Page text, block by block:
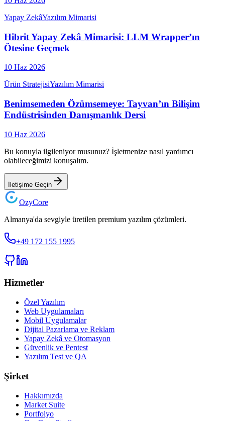
Yapay ZekâYazılım Mimarisi
Hibrit Yapay Zekâ Mimarisi: LLM Wrapper’ın
Ötesine Geçmek
10 Haz 2026
Ürün StratejisiYazılım Mimarisi
Benimsemeden Özümsemeye: Tayvan’ın Bilişim
Endüstrisinden Danışmanlık Dersi
10 Haz 2026
Bu konuyla ilgileniyor musunuz? İşletmenize nasıl yardımcı
olabileceğimizi konuşalım.
İletişime Geçin
OzyCore
Almanya'da sevgiyle üretilen premium yazılım çözümleri.
+49 172 155 1995
Hizmetler
Özel Yazılım
Web Uygulamaları
Mobil Uygulamalar
Dijital Pazarlama ve Reklam
Yapay Zekâ ve Otomasyon
Güvenlik ve Pentest
Yazılım Test ve QA
Şirket
Hakkımızda
Market Suite
Portfolyo